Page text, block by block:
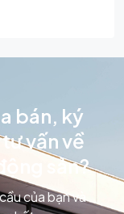
bán, ký
vấn về
sản?
của bạn và